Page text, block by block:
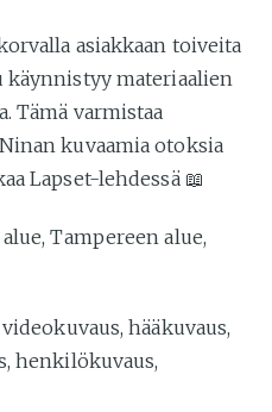
asiakkaan toiveita
materiaalien
Tämä varmistaa
kuvaamia otoksia
Lapset-lehdessä 📖
Tampereen alue,
hääkuvaus,
henkilökuvaus,